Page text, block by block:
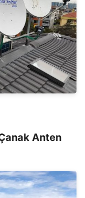
Anten